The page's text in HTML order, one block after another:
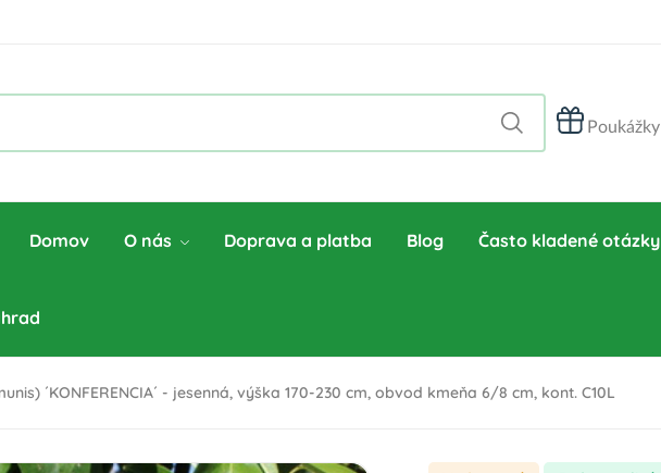
Poukážky
Domov O nás Doprava a platba Blog Často kladené otázky
´KONFERENCIA´ - jesenná, výška 170-230 cm, obvod kmeňa 6/8 cm, kont. C10L